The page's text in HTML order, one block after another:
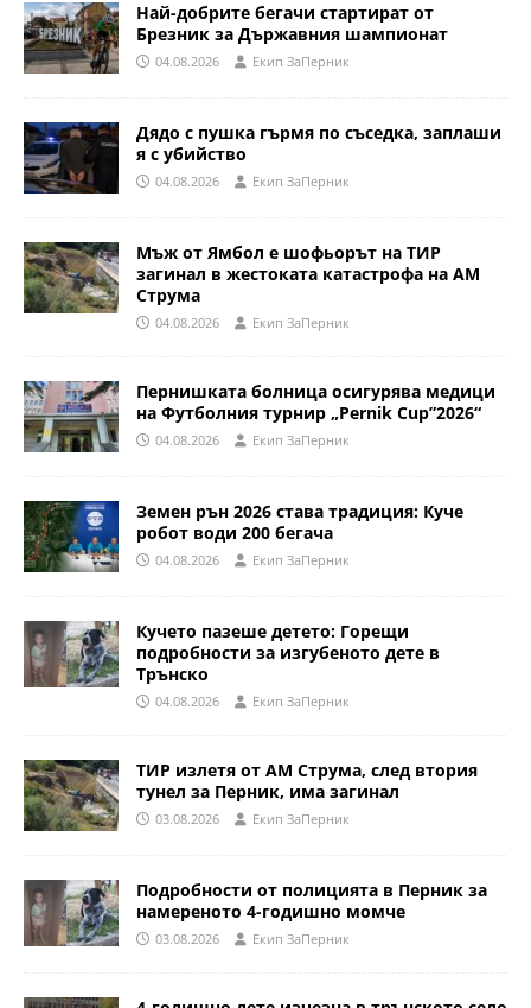
Най-добрите бегачи стартират от
Брезник за Държавния шампионат
04.08.2026 Eкип ЗаПерник
Дядо с пушка гърмя по съседка, заплаши
я с убийство
04.08.2026 Eкип ЗаПерник
Мъж от Ямбол е шофьорът на ТИР
загинал в жестоката катастрофа на АМ
Струма
04.08.2026 Eкип ЗаПерник
Пернишката болница осигурява медици
на Футболния турнир „Pernik Cup”2026“
04.08.2026 Eкип ЗаПерник
Земен рън 2026 става традиция: Куче
робот води 200 бегача
04.08.2026 Eкип ЗаПерник
Кучето пазеше детето: Горещи
подробности за изгубеното дете в
Трънско
04.08.2026 Eкип ЗаПерник
ТИР излетя от АМ Струма, след втория
тунел за Перник, има загинал
03.08.2026 Eкип ЗаПерник
Подробности от полицията в Перник за
намереното 4-годишно момче
03.08.2026 Eкип ЗаПерник